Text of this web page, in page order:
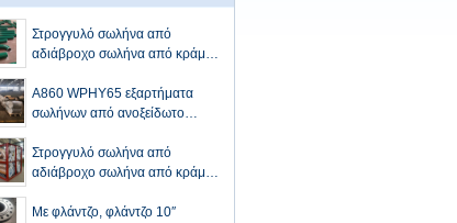
Στρογγυλό σωλήνα από
αδιάβροχο σωλήνα από κράμα
Α860 WPHY65 εξαρτήματα
σωλήνων από ανοξείδωτο
Στρογγυλό σωλήνα από
αδιάβροχο σωλήνα από κράμα
Με φλάντζο, φλάντζο 10′′